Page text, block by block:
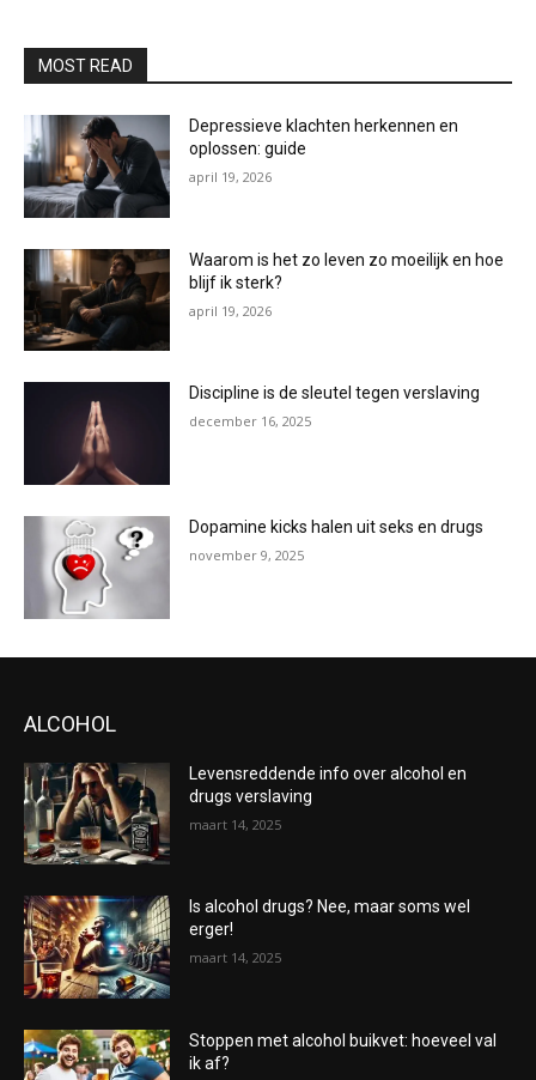
MOST READ
Depressieve klachten herkennen en
oplossen: guide
april 19, 2026
Waarom is het zo leven zo moeilijk en hoe
blijf ik sterk?
april 19, 2026
Discipline is de sleutel tegen verslaving
december 16, 2025
Dopamine kicks halen uit seks en drugs
november 9, 2025
ALCOHOL
Levensreddende info over alcohol en
drugs verslaving
maart 14, 2025
Is alcohol drugs? Nee, maar soms wel
erger!
maart 14, 2025
Stoppen met alcohol buikvet: hoeveel val
ik af?